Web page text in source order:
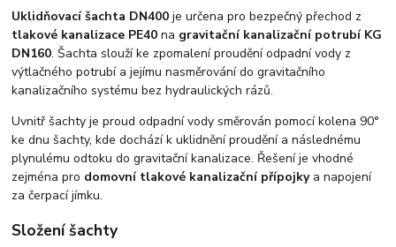
Uklidňovací šachta DN400 je určena pro bezpečný přechod z
tlakové kanalizace PE40 na gravitační kanalizační potrubí KG
DN160. Šachta slouží ke zpomalení proudění odpadní vody z
výtlačného potrubí a jejímu nasměrování do gravitačního
kanalizačního systému bez hydraulických rázů.
Uvnitř šachty je proud odpadní vody směrován pomocí kolena 90°
ke dnu šachty, kde dochází k uklidnění proudění a následnému
plynulému odtoku do gravitační kanalizace. Řešení je vhodné
zejména pro domovní tlakové kanalizační přípojkya napojení
za čerpací jímku.
Složení šachty